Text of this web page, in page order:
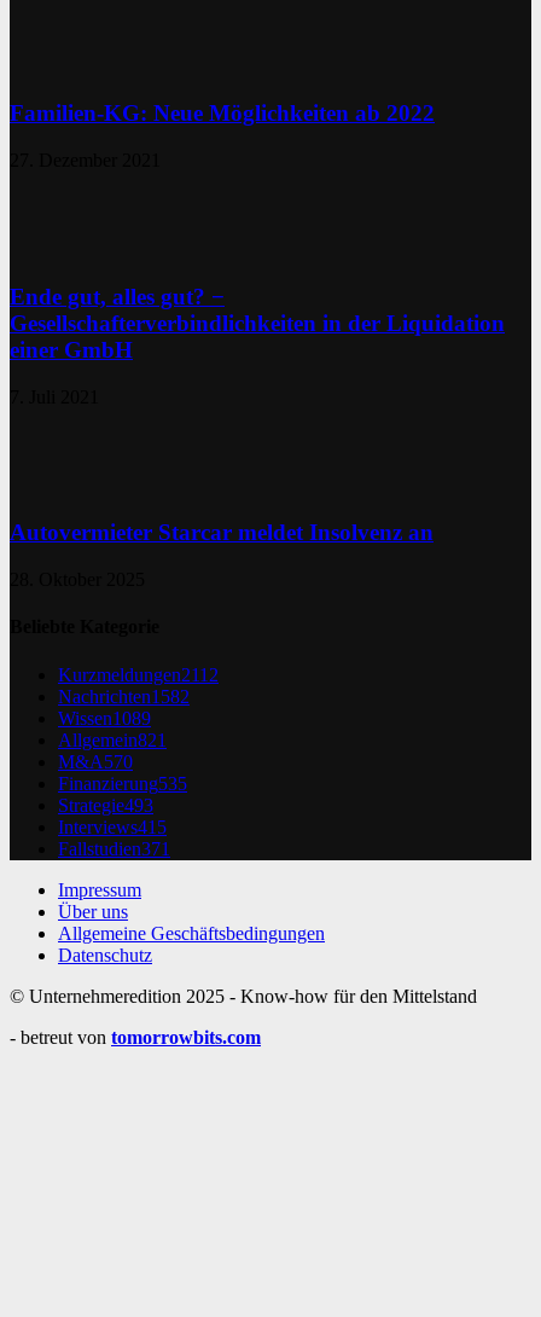
Familien-KG: Neue Möglichkeiten ab 2022
Ende gut, alles gut? −
Gesellschafterverbindlichkeiten in der Liquidation
einer GmbH
Autovermieter Starcar meldet Insolvenz an
Kurzmeldungen2112
Nachrichten1582
Wissen1089
Allgemein821
M&A570
Finanzierung535
Strategie493
Interviews415
Fallstudien371
Impressum
Über uns
Allgemeine Geschäftsbedingungen
Datenschutz
© Unternehmeredition 2025 - Know-how für den Mittelstand
- betreut von tomorrowbits.com